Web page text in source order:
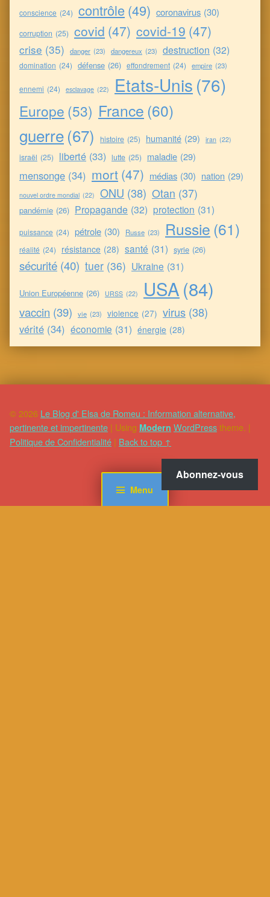
Menu
conscience (24) contrôle (49) coronavirus (30)
corruption (25) covid (47) covid-19 (47)
crise (35) danger (23) dangereux (23) destruction (32)
domination (24) défense (26) effondrement (24) empire (23)
ennemi (24) esclavage (22) Etats-Unis (76)
Europe (53) France (60)
guerre(67) histoire (25) humanité (29) iran (22)
israël (25) liberté (33) lutte (25) maladie (29)
mensonge (34) mort (47) médias (30) nation (29)
nouvel ordre mondial (22) ONU (38) Otan (37)
pandémie (26) Propagande (32) protection (31)
puissance (24) pétrole (30) Russe (23) Russie (61)
réalité (24) résistance (28) santé (31) syrie (26)
sécurité (40) tuer (36) Ukraine (31)
Union Européenne (26) URSS (22) USA(84)
vaccin (39) vie (23) violence (27) virus (38)
vérité (34) économie (31) énergie (28)
© 2026 Le Blog d' Elsa de Romeu : Information alternative,
pertinente et impertinente | Using Modern WordPresstheme. |
Politique de Confidentialité | Back to top ↑
Abonnez-vous